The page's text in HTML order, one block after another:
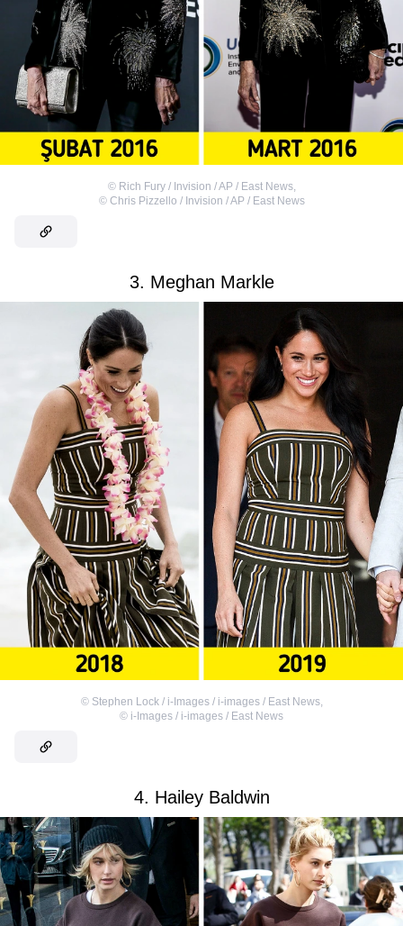
© Rich Fury / Invision / AP / East News,
© Chris Pizzello / Invision / AP / East News
3. Meghan Markle
© Stephen Lock / i-Images / i-images / East News,
© i-Images / i-images / East News
4. Hailey Baldwin